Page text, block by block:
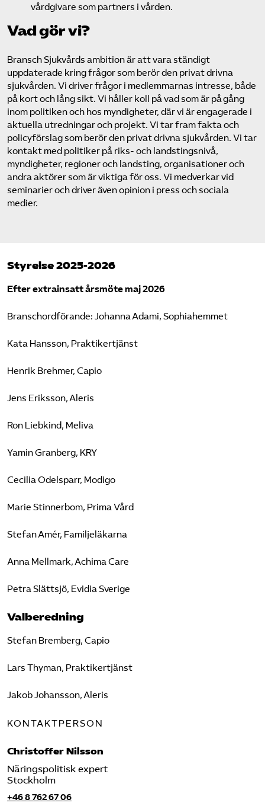
vårdgivare som partners i vården.
Vad gör vi?
Bransch Sjukvårds ambition är att vara ständigt
uppdaterade kring frågor som berör den privat drivna
sjukvården. Vi driver frågor i medlemmarnas intresse, både
på kort och lång sikt. Vi håller koll på vad som är på gång
inom politiken och hos myndigheter, där vi är engagerade i
aktuella utredningar och projekt. Vi tar fram fakta och
policyförslag som berör den privat drivna sjukvården. Vi tar
kontakt med politiker på riks- och landstingsnivå,
myndigheter, regioner och landsting, organisationer och
andra aktörer som är viktiga för oss. Vi medverkar vid
seminarier och driver även opinion i press och sociala
medier.
Styrelse 2025-2026
Efter extrainsatt årsmöte maj 2026
Branschordförande: Johanna Adami, Sophiahemmet
Kata Hansson, Praktikertjänst
Henrik Brehmer, Capio
Jens Eriksson, Aleris
Ron Liebkind, Meliva
Yamin Granberg, KRY
Cecilia Odelsparr, Modigo
Marie Stinnerbom, Prima Vård
Stefan Amér, Familjeläkarna​
Anna Mellmark, Achima Care​
Petra Slättsjö, Evidia Sverige
Valberedning
Stefan Bremberg, Capio
Lars Thyman, Praktikertjänst
Jakob Johansson, Aleris
KONTAKTPERSON
Christoffer Nilsson
Näringspolitisk expert
Stockholm
+46 8 762 67 06